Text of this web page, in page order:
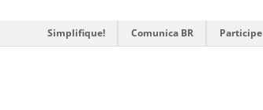
Simplifique! Comunica BR Participe